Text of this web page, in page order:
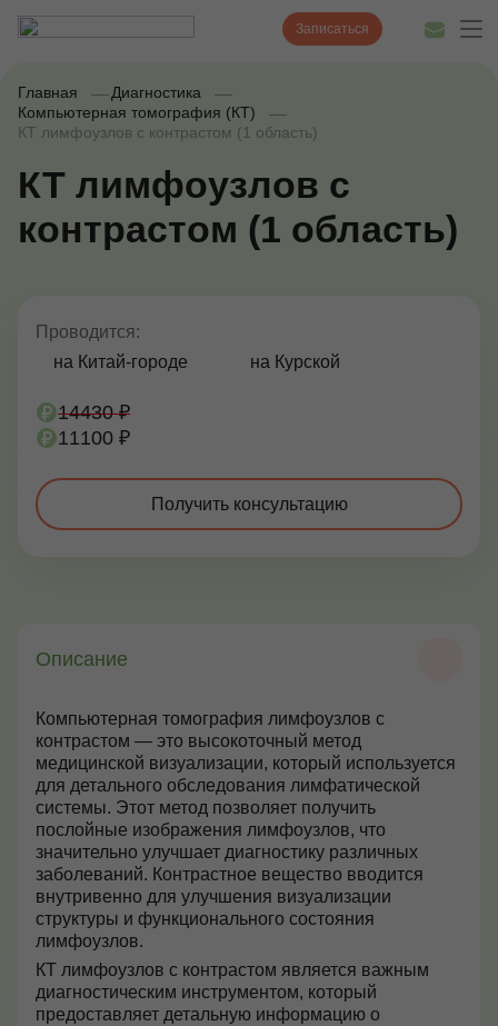
Наши клиники
Полезные статьи
Контакты
Max
Записаться сейчас
Наши врачи
Записаться
Главная
Диагностика
Компьютерная томография (КТ)
КТ лимфоузлов с контрастом (1 область)
КТ лимфоузлов с
контрастом (1 область)
Описание
Компьютерная томография лимфоузлов с
контрастом — это высокоточный метод
медицинской визуализации, который используется
для детального обследования лимфатической
системы. Этот метод позволяет получить
послойные изображения лимфоузлов, что
значительно улучшает диагностику различных
заболеваний. Контрастное вещество вводится
внутривенно для улучшения визуализации
структуры и функционального состояния
лимфоузлов.
КТ лимфоузлов с контрастом является важным
диагностическим инструментом, который
предоставляет детальную информацию о
Проводится:
на Китай-городе
на Курской
14430 ₽
11100 ₽
Получить консультацию